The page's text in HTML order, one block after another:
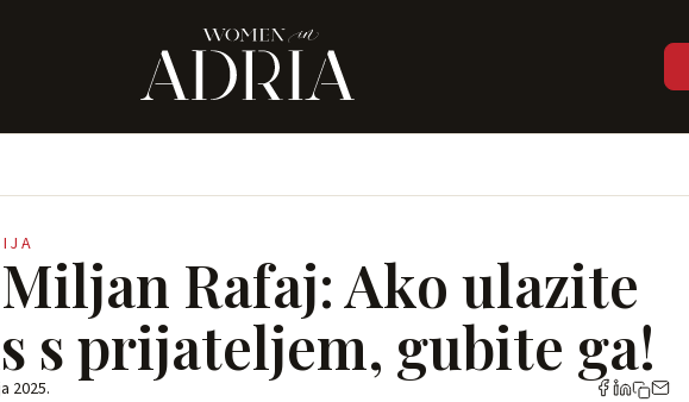
Rafaj: Ako ulazite
s prijateljem, gubite ga!
2025.